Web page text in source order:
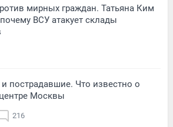
мирных граждан. Татьяна Ким
ВСУ атакует склады
пострадавшие. Что известно о
Москвы
216